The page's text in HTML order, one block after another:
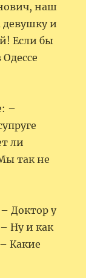
наш
и
Если бы
–
ли
так не
Доктор у
Ну и как
Какие